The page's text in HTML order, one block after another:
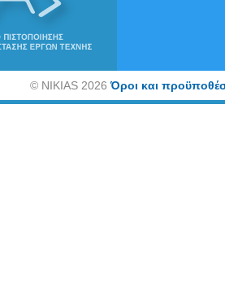
©NIKIAS 2026Όροι και